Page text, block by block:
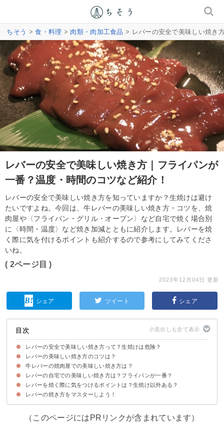
ちそう >食・料理 > 肉類・肉加工食品 > レバーの安全で美味しい焼き
レバーの安全で美味しい焼き方｜フライパンが
一番？温度・時間のコツなど紹介！
レバーの安全で美味しい焼き方を知っていますか？生焼けは避け
たいですよね。今回は、牛レバーの美味しい焼き方・コツを、焼
肉屋や〈フライパン・グリル・オーブン〉など自宅で焼く場合別
に〈時間・温度〉など焼き加減とともに紹介します。レバーを焼
く際に気を付けるポイントも紹介するので参考にしてみてくださ
いね。
( 2ページ目 )
2023年12月04日 更新
シェア ツイート シェア
目次
レバーの安全で美味しい焼き方って？生焼けは危険？
【注意】レバーを生焼けで食べるのは禁物
レバーの美味しい焼き方のコツは？
①下処理を行う
②レバーは薄切りで弱火で焼く
③焼く前にごま油に潜らせる
牛レバーの焼肉屋での美味しい焼き方は？
レバーの自宅での美味しい焼き方は？フライパンが一番？
①フライパン
②グリル
③トースター
レバーを焼く際に気をつけるポイントは？生焼け以外ある？
トング・箸はレバーの焼く用・食べる用で使い分けよう
レバーの焼き方をマスターしよう！
（このページにはPRリンクが含まれています）